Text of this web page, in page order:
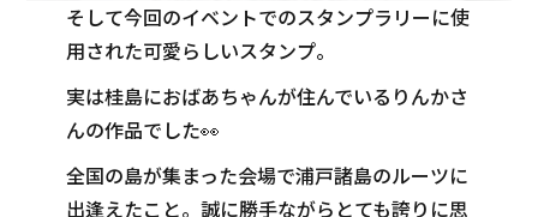
そして今回のイベントでのスタンプラリーに使
用された可愛らしいスタンプ。
実は桂島におばあちゃんが住んでいるりんかさ
んの作品でした👀
全国の島が集まった会場で浦戸諸島のルーツに
出逢えたこと。誠に勝手ながらとても誇りに思